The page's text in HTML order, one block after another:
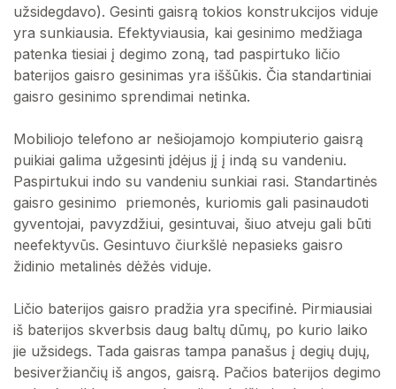
užsidegdavo). Gesinti gaisrą tokios konstrukcijos viduje
yra sunkiausia. Efektyviausia, kai gesinimo medžiaga
patenka tiesiai į degimo zoną, tad paspirtuko ličio
baterijos gaisro gesinimas yra iššūkis. Čia standartiniai
gaisro gesinimo sprendimai netinka.
Mobiliojo telefono ar nešiojamojo kompiuterio gaisrą
puikiai galima užgesinti įdėjus jį į indą su vandeniu.
Paspirtukui indo su vandeniu sunkiai rasi. Standartinės
gaisro gesinimo priemonės, kuriomis gali pasinaudoti
gyventojai, pavyzdžiui, gesintuvai, šiuo atveju gali būti
neefektyvūs. Gesintuvo čiurkšlė nepasieks gaisro
židinio metalinės dėžės viduje.
Ličio baterijos gaisro pradžia yra specifinė. Pirmiausiai
iš baterijos skverbsis daug baltų dūmų, po kurio laiko
jie užsidegs. Tada gaisras tampa panašus į degių dujų,
besiveržiančių iš angos, gaisrą. Pačios baterijos degimo